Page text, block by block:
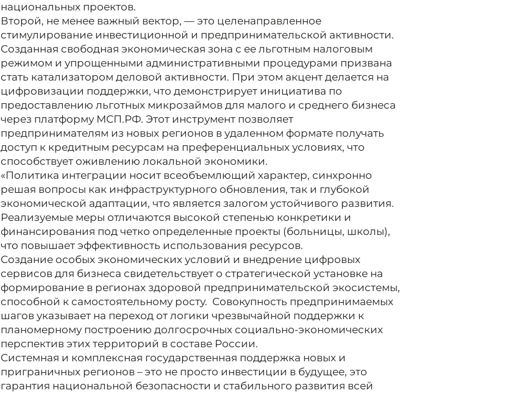
национальных проектов.
Второй, не менее важный вектор, — это целенаправленное
стимулирование инвестиционной и предпринимательской активности.
Созданная свободная экономическая зона с ее льготным налоговым
режимом и упрощенными административными процедурами призвана
стать катализатором деловой активности. При этом акцент делается на
цифровизации поддержки, что демонстрирует инициатива по
предоставлению льготных микрозаймов для малого и среднего бизнеса
через платформу МСП.РФ. Этот инструмент позволяет
предпринимателям из новых регионов в удаленном формате получать
доступ к кредитным ресурсам на преференциальных условиях, что
способствует оживлению локальной экономики.
«Политика интеграции носит всеобъемлющий характер, синхронно
решая вопросы как инфраструктурного обновления, так и глубокой
экономической адаптации, что является залогом устойчивого развития.
Реализуемые меры отличаются высокой степенью конкретики и
финансирования под четко определенные проекты (больницы, школы),
что повышает эффективность использования ресурсов.
Создание особых экономических условий и внедрение цифровых
сервисов для бизнеса свидетельствует о стратегической установке на
формирование в регионах здоровой предпринимательской экосистемы,
способной к самостоятельному росту. Совокупность предпринимаемых
шагов указывает на переход от логики чрезвычайной поддержки к
планомерному построению долгосрочных социально-экономических
перспектив этих территорий в составе России.
Системная и комплексная государственная поддержка новых и
приграничных регионов – это не просто инвестиции в будущее, это
гарантия национальной безопасности и стабильного развития всей